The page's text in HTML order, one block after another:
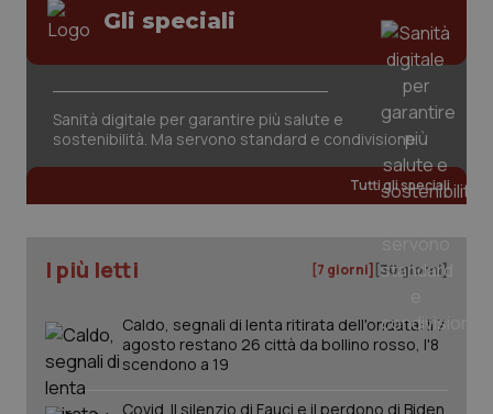
Gli speciali
Sanità digitale per garantire più salute e
sostenibilità. Ma servono standard e condivisione
Tutti gli speciali
I più letti [7 giorni] [30 giorni]
Caldo, segnali di lenta ritirata dell'ondata: il 7
agosto restano 26 città da bollino rosso, l'8
scendono a 19
Covid. Il silenzio di Fauci e il perdono di Biden.